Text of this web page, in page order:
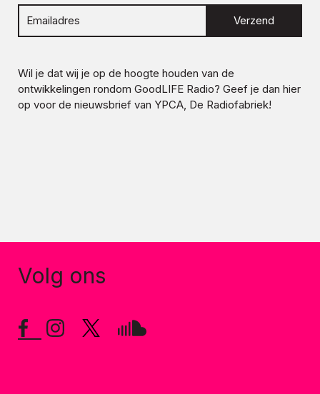
Verzend
Wil je dat wij je op de hoogte houden van de
ontwikkelingen rondom GoodLIFE Radio? Geef je dan hier
op voor de nieuwsbrief van YPCA, De Radiofabriek!
Volg ons